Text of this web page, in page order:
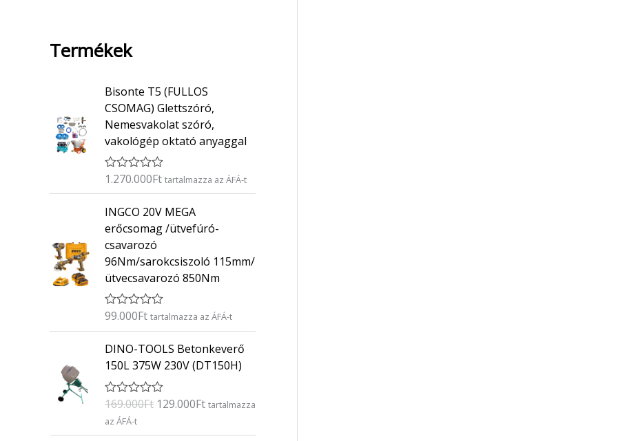
Termékek
Bisonte T5 (FULLOS
CSOMAG) Glettszóró,
Nemesvakolat szóró,
vakológép oktató anyaggal
É
é
e
l
é
s
:
/
5
1.270.000Ft tartalmazza az ÁFÁ-t
INGCO 20V MEGA
erőcsomag /ütvefúró-
csavarozó
96Nm/sarokcsiszoló 115mm/
ütvecsavarozó 850Nm
É
é
k
e
é
s
0
/
99.000Ft tartalmazza az ÁFÁ-t
DINO-TOOLS Betonkeverő
150L 375W 230V (DT150H)
É
t
é
169.000Ft
O
r
g
129.000Ft
C
u
etartalmazza
az ÁFÁ-t